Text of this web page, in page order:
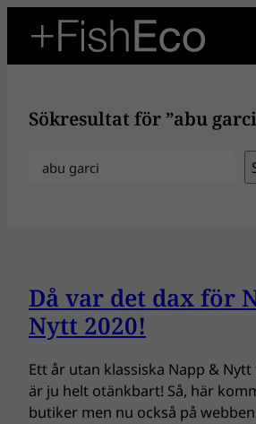
innehåll
Sökresultat för ”abu
Sök
Då var det dax för
Nytt 2020!
Ett år utan klassiska Napp &
är ju helt otänkbart! Så, här
butiker men nu också på